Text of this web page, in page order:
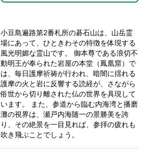
小豆島遍路第2番札所の碁石山は、山岳霊
場にあって、ひときわその特徴を体現する
風光明媚な霊山です。 御本尊である浪切不
動明王が奉られた岩屋の本堂（鳳凰窟）で
は、毎日護摩祈祷が行われ、暗闇に揺れる
護摩の火と岩に反響する読経が、さながら
俗世から切り離された仏の世界を具現して
います。 また、参道から臨む内海湾と播磨
灘の視界は、瀬戸内海随一の景勝美を誇
り、その絶景を一目見れば、参拝の疲れも
吹き飛ぶことでしょう。